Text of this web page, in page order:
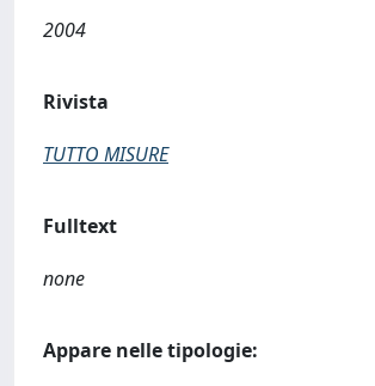
2004
Rivista
TUTTO MISURE
Fulltext
none
Appare nelle tipologie: